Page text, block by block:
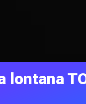
lontana